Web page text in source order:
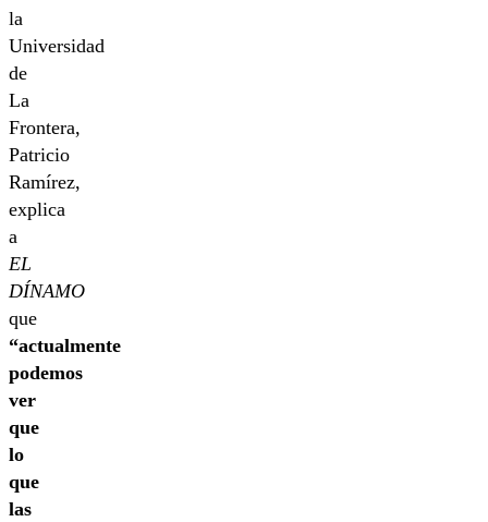
la
Universidad
de
La
Frontera,
Patricio
Ramírez,
explica
a
EL
DÍNAMO
que
“actualmente
podemos
ver
que
lo
que
las